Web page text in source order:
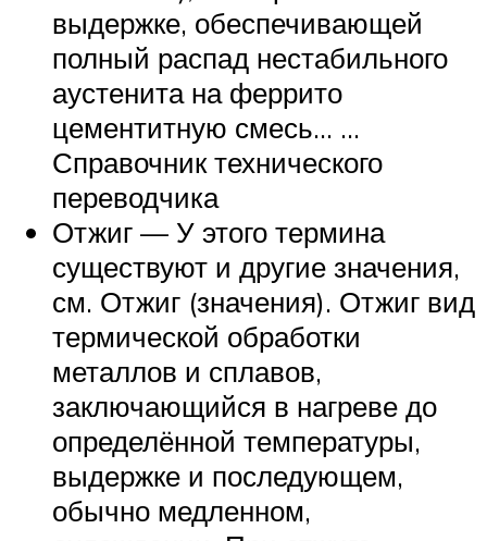
выдержке, обеспечивающей
полный распад нестабильного
аустенита на феррито
цементитную смесь… …
Справочник технического
переводчика
Отжиг — У этого термина
существуют и другие значения,
см. Отжиг (значения). Отжиг вид
термической обработки
металлов и сплавов,
заключающийся в нагреве до
определённой температуры,
выдержке и последующем,
обычно медленном,